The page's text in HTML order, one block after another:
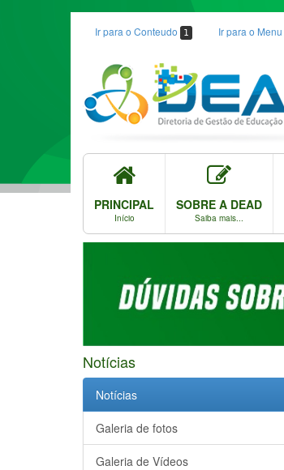
Ir para o Conteudo 1 Ir para o Menu
PRINCIPAL
Início
SOBRE A DEAD
Saiba mais...
Notícias
Notícias
Galeria de fotos
Galeria de Vídeos